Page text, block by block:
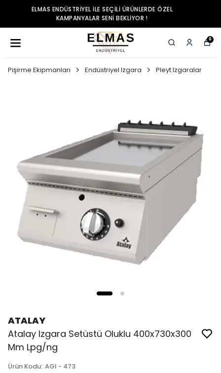
ELMAS ENDÜSTRIYEL ILE SEÇILI ÜRÜNLERDE ÖZEL
KAMPANYALAR SENI BEKLIYOR !
0
Pişirme Ekipmanları Endüstriyel Izgara Pleyt Izgaralar
ATALAY
Atalay Izgara Setüstü Oluklu 400x730x300
Mm Lpg/ng
Ürün Kodu: AGI - 473